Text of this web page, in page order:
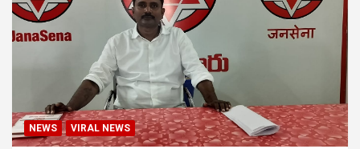
NEWS VIRAL NEWS